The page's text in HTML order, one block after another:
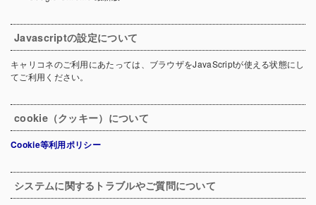
Javascriptの設定について
キャリコネのご利用にあたっては、ブラウザをJavaScriptが使える状態にし
てご利用ください。
cookie（クッキー）について
Cookie等利用ポリシー
システムに関するトラブルやご質問について